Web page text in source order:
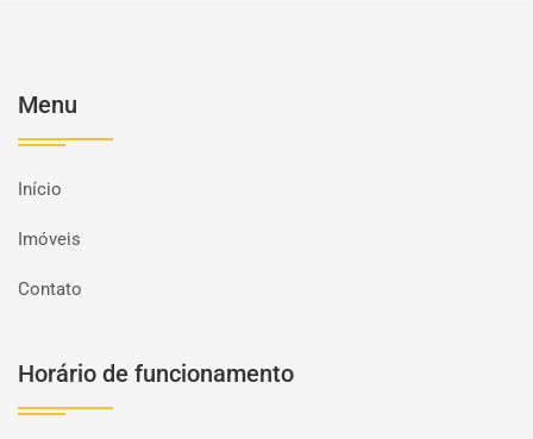
Menu
Início
Imóveis
Contato
Horário de funcionamento